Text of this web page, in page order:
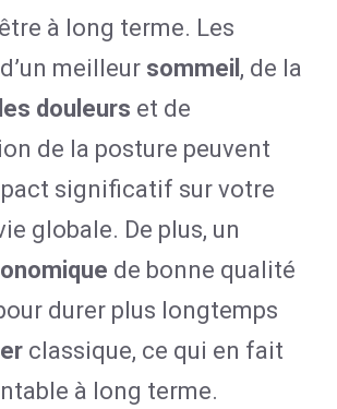
à long terme. Les
meilleur sommeil , de la
douleurs et de
de la posture peuvent
significatif sur votre
globale. De plus, un
de bonne qualité
durer plus longtemps
classique, ce qui en fait
à long terme.